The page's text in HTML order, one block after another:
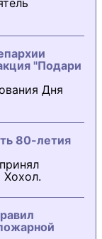
"Подари
Дня
80-летия
Хохол.